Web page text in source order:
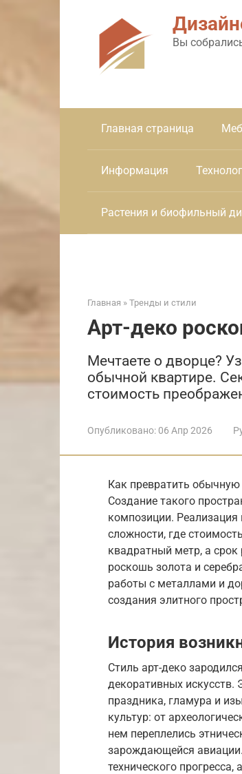
Вы
Главная страница
Информация
Растения и биофильный
Главная » Тренды и стили
Арт-деко
Мечтаете о дворце?
обычной квартире.
стоимость
Опубликовано: 06 Апр 2026
Как превратить
Создание такого
композиции.
сложности, где
квадратный метр, а срок
роскошь золота и
работы с металлами и
создания элитного
История
Стиль арт-деко
декоративных
праздника, гламура и
культур: от
нем переплелись
зарождающейся
технического